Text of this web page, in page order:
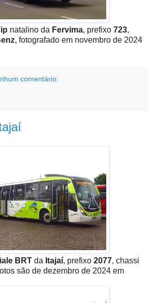
natalino da Fervima, prefixo 723,
, fotografado em novembro de 2024
comentário:
BRT da Itajaí, prefixo 2077, chassi
são de dezembro de 2024 em